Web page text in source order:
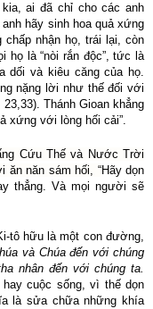
ai đã chỉ cho các anh
hãy sinh hoa quả xứng
chấp nhận họ, trái lại, còn
họ là “nòi rắn độc”, tức là
dối và kiêu căng của họ.
nặng lời như thế đối với
Thánh Gioan khẳng
xứng với lòng hối cải”.
Cứu Thế và Nước Trời
ăn năn sám hối, “Hãy dọn
thẳng. Và mọi người sẽ
tô hữu là một con đường,
và Chúa đến với chúng
nhân đến với chúng ta.
cuộc sống, vì thế dọn
là sửa chữa những khía